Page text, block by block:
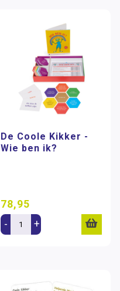
De Coole Kikker -
Wie ben ik?
78,95
- +